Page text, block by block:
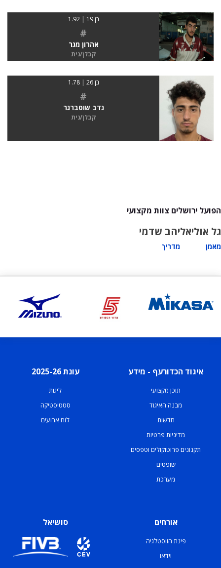
בן 19 | 1.92
#
אהרון מגר
קבלן/נית
בן 26 | 1.78
#
נדב שוסברגר
קבלן/נית
הפועל ירושלים צוות מקצועי
גל אוליאל
מאמן
יהב שדמי
מדריך
איגוד הכדורעף - מידע
תוכן מקצועי
מבנה האיגוד
חדשות
מדיניות פרטיות
תקנונים פרוטוקולים וטפסים
שופטים
מערכת
עונת 2025-26
ליגות
סטטיסטיקה
לוח ארועים
אורחים
פינת הווסטלגיה
וידאו
סושיאל